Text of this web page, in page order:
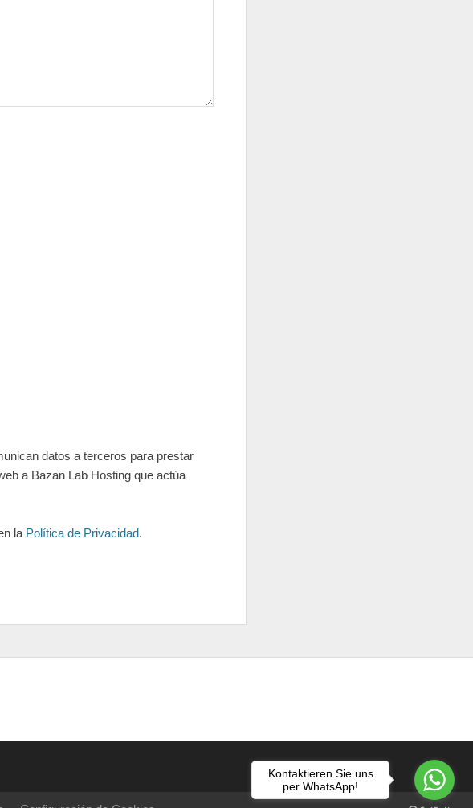
datos a terceros para prestar
a Bazan Lab Hosting que actúa
la Política de Privacidad.
Kontaktieren Sie uns
per WhatsApp!